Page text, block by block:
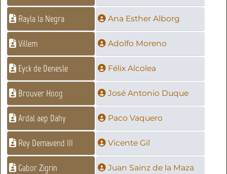
Rayla la Negra Ana Esther Alborg
Villem Adolfo Moreno
Eyck de Denesle Félix Alcolea
Brouver Hoog José Antonio Duque
Ardal aep Dahy Paco Vaquero
Rey Demavend III Vicente Gil
Gabor Zigrin Juan Sainz de la Maza